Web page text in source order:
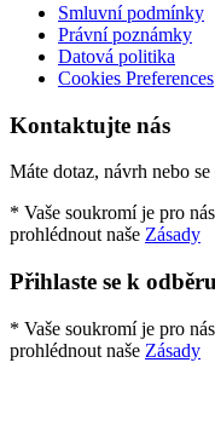
Smluvní podmínky
Právní poznámky
Datová politika
Cookies Preferences
Kontaktujte nás
Máte dotaz, návrh nebo
* Vaše soukromí je pro
prohlédnout naše Zásady
Přihlaste se k
* Vaše soukromí je pro
prohlédnout naše Zásady